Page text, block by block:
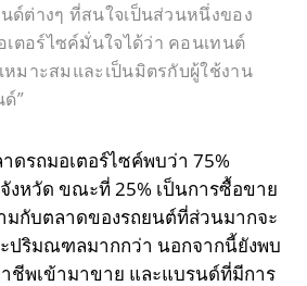
ด์ต่างๆ ที่สนใจเป็นส่วนหนึ่งของ
ตอร์ไซค์มั่นใจได้ว่า คอนเทนต์
หมาะสมและเป็นมิตรกับผู้ใช้งาน
”
ดรถมอเตอร์ไซค์พบว่า 75%
งหวัด ขณะที่ 25% เป็นการซื้อขาย
มกับตลาดของรถยนต์ที่ส่วนมากจะ
ปริมณฑลมากกว่า นอกจากนี้ยังพบ
ชีพเข้ามาขาย และแบรนด์ที่มีการ